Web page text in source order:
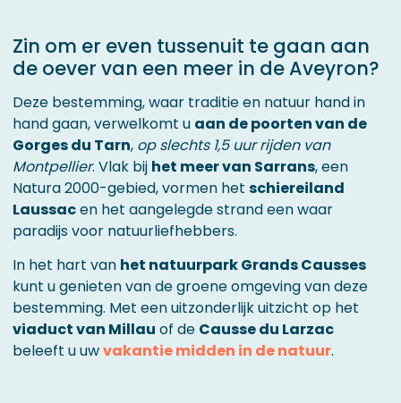
Zin om er even tussenuit te gaan aan
de oever van een meer in de Aveyron?
Deze bestemming, waar traditie en natuur hand in
hand gaan, verwelkomt u aan de poorten van de
Gorges du Tarn, op slechts 1,5 uur rijden van
Montpellier. Vlak bij het meer van Sarrans, een
Natura 2000-gebied, vormen het schiereiland
Laussacen het aangelegde strand een waar
paradijs voor natuurliefhebbers.
In het hart van het natuurpark Grands Causses
kunt u genieten van de groene omgeving van deze
bestemming. Met een uitzonderlijk uitzicht op het
viaduct van Millau of de Causse du Larzac
beleeft u uwvakantie midden in de natuur.